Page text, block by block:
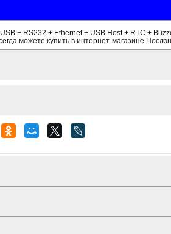
+ RS232 + Ethernet + USB Host + RTC +
можете купить в интернет-магазине